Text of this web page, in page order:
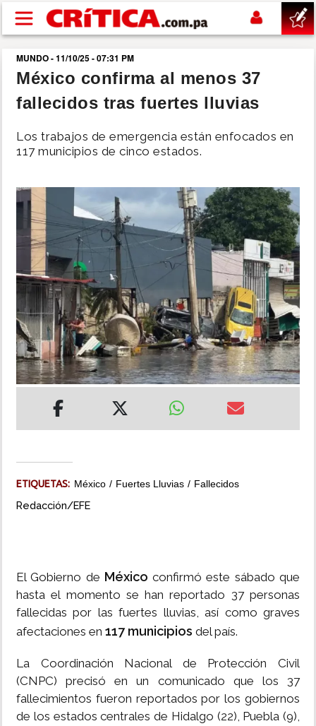
Pasar al contenido principal
buscar
SUCESOS
NACIONAL
SHOW
DEPORTES
MUNDO
INSÓLITAS
MULTIMEDIA
MUNDO - 11/10/25 - 07:31 PM
México confirma al menos 37
fallecidos tras fuertes lluvias
Los trabajos de emergencia están enfocados en
117 municipios de cinco estados.
ETIQUETAS: México Fuertes Lluvias Fallecidos
Redacción/EFE
El Gobierno de Méxicoconfirmó este sábado que
hasta el momento se han reportado 37 personas
fallecidas por las fuertes lluvias, así como graves
afectaciones en 117 municipios del país.
La Coordinación Nacional de Protección Civil
(CNPC) precisó en un comunicado que los 37
fallecimientos fueron reportados por los gobiernos
de los estados centrales de Hidalgo (22), Puebla (9),